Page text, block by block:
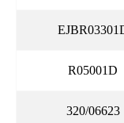
R05001D
320/06623